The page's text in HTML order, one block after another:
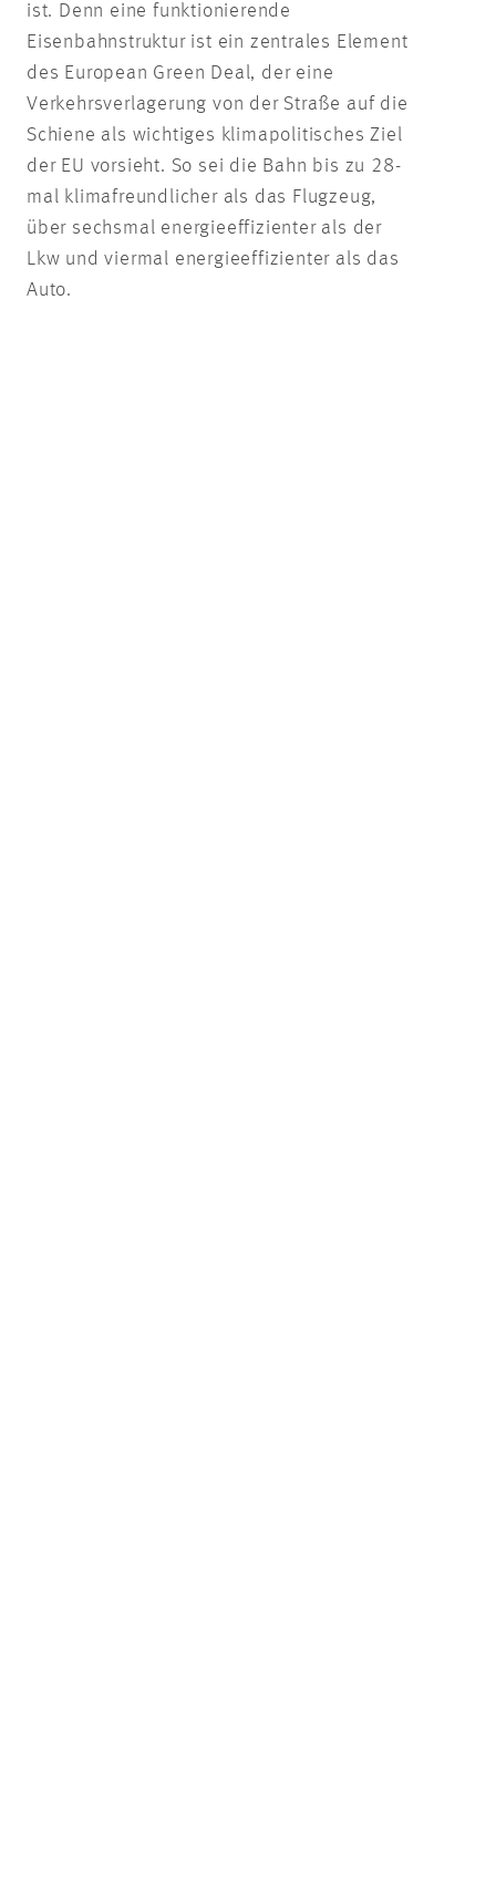
ist. Denn eine funktionierende
Eisenbahnstruktur ist ein zentrales Element
des European Green Deal, der eine
Verkehrsverlagerung von der Straße auf die
Schiene als wichtiges klimapolitisches Ziel
der EU vorsieht. So sei die Bahn bis zu 28-
mal klimafreundlicher als das Flugzeug,
über sechsmal energieeffizienter als der
Lkw und viermal energieeffizienter als das
Auto.